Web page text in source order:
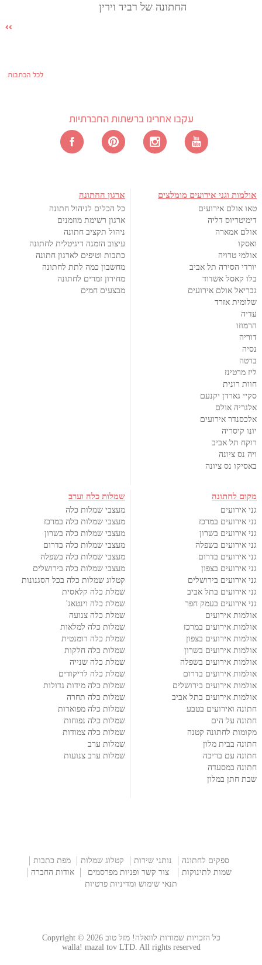
החתונה של רביד וירין
לכל הכתבות
עקבו אחרינו ברשתות החברתיות
אולמות וגני אירועים מומלצים
טאו אולם אירועים
דימיטריוס דליה
אולם אמארה
ואסקו
אולמי טרויה
יורדי הסירה תל אביב
בלו קאסל אשדוד
גבריאל אולם אירועים
שלומית אזרד
עדיה
הרמוזו
דוריה
נסיה
ברטה
ליז מרטינז
חוות רונית
סקיי גארדן יקנעם
אלגריה אולם
אלכסנדר אירועים
יונו קיסריה
רוקח תל אביב
ויה נס ציונה
באסיקו נס ציונה
ארגון החתונה
כל הכלים לניהול חתונה
ארגון רשימת מוזמנים
ניהול תקציב חתונה
עיצוב הזמנה דיגיטלית לחתונה
כתבות וטיפים לארגון חתונה
מחשבון כמה לתת לחתונה
מחירון זמרים לחתונה
מבצעים חמים
מקום לחתונה
גני אירועים
גני אירועים במרכז
גני אירועים בשרון
גני אירועים בשפלה
גני אירועים בדרום
גני אירועים בצפון
גני אירועים בירושלים
גני אירועים בתל אביב
גני אירועים בעמק חפר
אולמות אירועים
אולמות אירועים במרכז
אולמות אירועים בצפון
אולמות אירועים בשרון
אולמות אירועים בשפלה
אולמות אירועים בדרום
אולמות אירועים בירושלים
אולמות אירועים בתל אביב
חתונה ואירועים בטבע
חתונה על הים
מקומות לחתונה קטנה
חתונה בבית מלון
חתונה עם בריכה
חתונה במסעדה
שבת חתן במלון
שמלות כלה וערב
מעצבי שמלות כלה
מעצבי שמלות כלה במרכז
מעצבי שמלות כלה בשרון
מעצבי שמלות כלה בדרום
מעצבי שמלות כלה בשפלה
מעצבי שמלות כלה בירושלים
קטלוג שמלות כלה בכל הסגנונות
שמלת כלה קלאסית
שמלת כלה וינטאג'
שמלת כלה צנועה
שמלות כלה למלאות
שמלת כלה רומנטית
שמלות כלה חלקות
שמלת כלה שנייה
שמלת כלה לריקודים
שמלות כלה מידות גדולות
שמלות כלה תחרה
שמלות כלה מפוארות
שמלות כלה נפוחות
שמלות כלה צמודות
שמלות ערב
שמלות ערב צנועות
ספקים לחתונה נותני שירות קטלוג שמלות
מפת כתבות
שמות לתינוקות
צור קשר ופניות מפרסמים
אודות החברה
תנאי שימוש ומדיניות פרטיות
כל הזכויות שמורות לוואלה! מזל טוב Copyright © 2026
walla! mazal tov LTD. All rights reserved